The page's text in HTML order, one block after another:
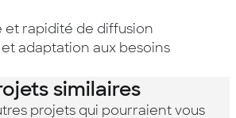
et rapidité de diffusion
adaptation aux besoins
similaires
projets qui pourraient vous